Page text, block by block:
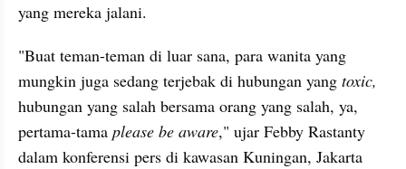
yang mereka jalani.
"Buat teman-teman di luar sana, para wanita yang
mungkin juga sedang terjebak di hubungan yang
hubungan yang salah bersama orang yang salah, ya,
pertama-tama please be aware," ujar Febby Rastanty
dalam konferensi pers di kawasan Kuningan, Jakarta